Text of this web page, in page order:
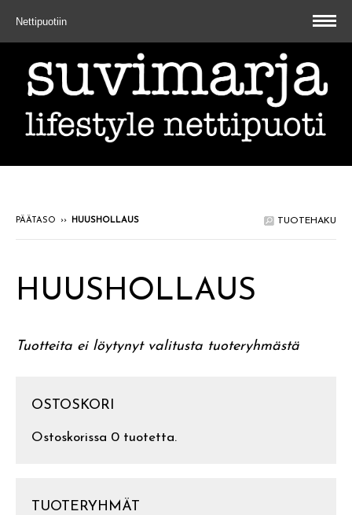
Nettipuotiin
TUOTEHAKU
PÄÄTASO ›› HUUSHOLLAUS
HUUSHOLLAUS
Tuotteita ei löytynyt valitusta tuoteryhmästä
OSTOSKORI
Ostoskorissa 0 tuotetta.
TUOTERYHMÄT